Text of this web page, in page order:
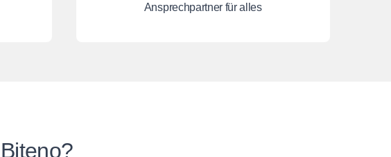
Ansprechpartner für alles